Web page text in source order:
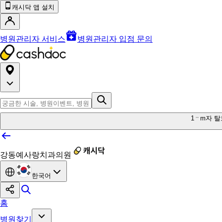
캐시닥 앱 설치
병원관리자 서비스 병원관리자 입점 문의
1 m자 탈
강동예사랑치과의원
한국어
홈
병원찾기